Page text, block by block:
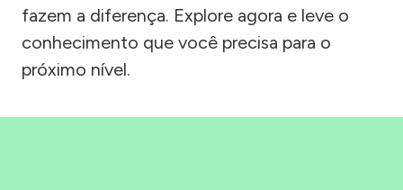
fazem a diferença. Explore agora e leve o
conhecimento que você precisa para o
próximo nível.